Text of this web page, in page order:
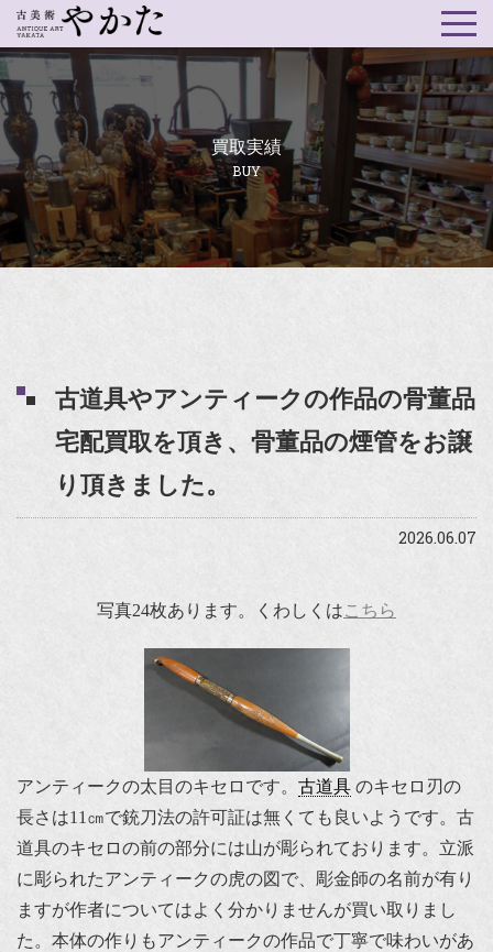
買取実績
BUY
古道具やアンティークの作品の骨董品
宅配買取を頂き、骨董品の煙管をお譲
り頂きました。
2026.06.07
写真24枚あります。くわしくはこちら
アンティークの太目のキセロです。 古道具 のキセロ刃の
長さは11㎝で銃刀法の許可証は無くても良いようです。古
道具のキセロの前の部分には山が彫られております。立派
に彫られたアンティークの虎の図で、彫金師の名前が有り
ますが作者についてはよく分かりませんが買い取りまし
た。本体の作りもアンティークの作品で丁寧で味わいがあ